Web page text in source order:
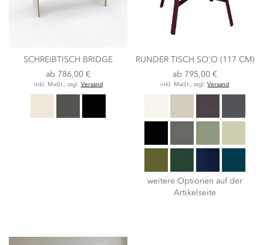
SCHREIBTISCH BRIDGE
ab 786,00 €
inkl. MwSt., zzgl. Versand
RUNDER TISCH SO'O (117 CM)
ab 795,00 €
inkl. MwSt., zzgl.Versand
weitere Optionen auf der
Artikelseite